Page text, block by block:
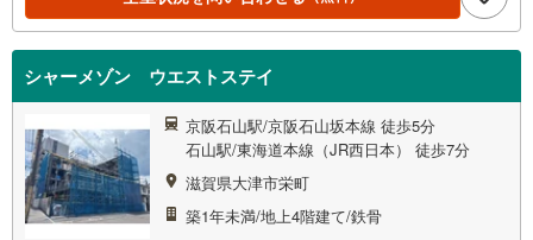
シャーメゾン ウエストステイ
京阪石山駅/京阪石山坂本線 徒歩5分
石山駅/東海道本線（JR西日本） 徒歩7分
滋賀県大津市栄町
築1年未満/地上4階建て/鉄骨